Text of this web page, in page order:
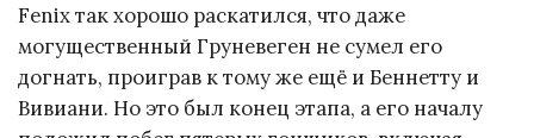
Fenix так хорошо раскатился, что даже
могущественный Груневеген не сумел его
догнать, проиграв к тому же ещё и Беннетту и
Вивиани. Но это был конец этапа, а его началу